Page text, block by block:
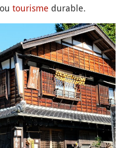
tourisme durable.